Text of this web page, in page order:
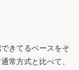
きてるベースをそ
常方式と比べて、